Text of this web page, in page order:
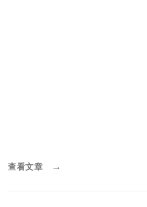
查看文章 →